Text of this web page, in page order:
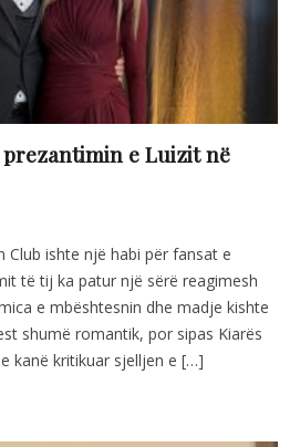
e Luizit në
Club ishte një habi për fansat e
të tij ka patur një sërë reagimesh
e mbështesnin dhe madje kishte
shumë romantik, por sipas Kiarës
kanë kritikuar sjelljen e […]